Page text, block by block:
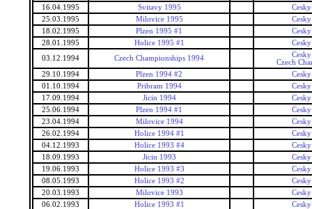
16.04.1995
Svitavy 1995
25.03.1995
Milovice 1995
18.02.1995
Plzen 1995 #1
28.01.1995
Holice 1995 #1
03.12.1994
Czech Championships 1994
Czech
29.10.1994
Plzen 1994 #2
01.10.1994
Pribram 1994
17.09.1994
Jicin 1994
25.06.1994
Plzen 1994 #1
23.04.1994
Milovice 1994
26.02.1994
Holice 1994 #1
04.12.1993
Holice 1993 #4
18.09.1993
Jicin 1993
19.06.1993
Holice 1993 #3
08.05.1993
Holice 1993 #2
20.03.1993
Milovice 1993
06.02.1993
Holice 1993 #1